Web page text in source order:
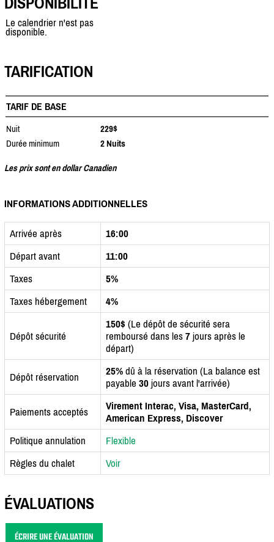
Le calendrier n'est pas
disponible.
TARIFICATION
TARIF DE BASE
Nuit
229$
Durée minimum
2 Nuits
Les prix sont en dollar Canadien
INFORMATIONS ADDITIONNELLES
Arrivée après
16:00
Départ avant
11:00
Taxes
5%
Taxes hébergement
4%
Dépôt sécurité
150$ (Le dépôt de sécurité sera
remboursé dans les 7 jours après le
départ)
Dépôt réservation 25% dû à la réservation (La balance est
payable 30 jours avant l'arrivée)
Paiements acceptés
Virement Interac, Visa, MasterCard,
American Express, Discover
Politique annulation
Flexible
Règles du chalet
Voir
ÉVALUATIONS
ÉCRIRE UNE ÉVALUATION